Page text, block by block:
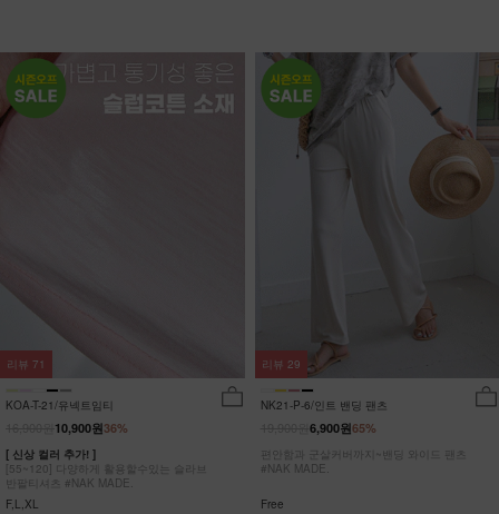
KOA-T-21/유넥트임티
36%
10,900원
[ 신상 컬러 추가! ]
[55~120] 다양하게 활용할수있는 슬라브
반팔티셔츠 #NAK MADE.
F,L,XL
리뷰 71
NK21-P-6/인트 밴딩 팬츠
65%
6,900원
편안함과 군살커버까지~밴딩 와이드 팬츠
#NAK MADE.
Free
리뷰 29